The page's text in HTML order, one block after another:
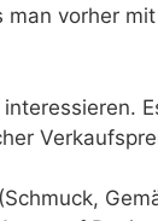
vorher